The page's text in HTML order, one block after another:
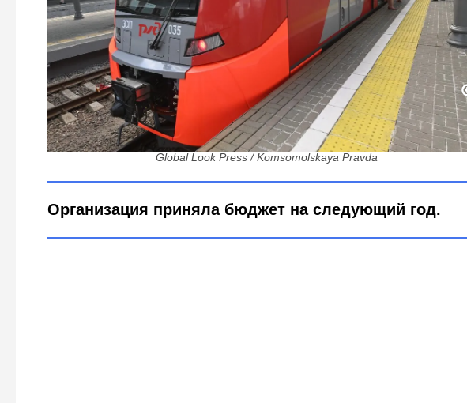
120 млрд на разгон между столицами: почему РЖД вложат в магистраль
Москва—Петербург именно в 2026-м
Global Look Press / Komsomolskaya Pravda
Организация приняла бюджет на следующий год.